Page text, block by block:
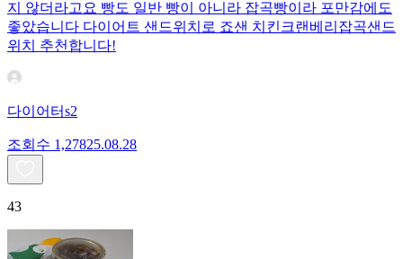
지 않더라고요 빵도 일반 빵이 아니라 잡곡빵이라 포만감에도
좋았습니다 다이어트 샌드위치로 죠샌 치킨크랜베리잡곡샌드
위치 추천합니다!
다이어터s2
조회수 1,27825.08.28
43